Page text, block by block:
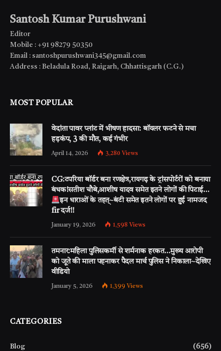
Santosh Kumar Purushwani
Editor
Mobile : +91 98279 50350
Email : santoshpurushwani345@gmail.com
Address : Beladula Road, Raigarh, Chhattisgarh (C.G.)
MOST POPULAR
वेदांता पावर प्लांट में भीषण हादसा: बॉयलर फटने से मचा
हड़कंप, 3 की मौत, कई गंभीर
April 14, 2026 3,280 Views
CG:टपरिया बॉर्डर बना रणक्षेत्र,रायगढ़ के ट्रांसपोर्टरों को बनाया
बंधक!सतीश चौबे,आशीष यादव समेत इतने लोगों की पिटाई…
इन धाराओं के तहत्~बंटी समेत इतने लोगों पर हुई नामजद
fir दर्ज!!
January 19, 2026 1,598 Views
तमनार:महिला पुलिसकर्मी से शर्मनाक हरकत…मुख्य आरोपी
को जूते की माला पहनाकर पैदल मार्च पुलिस ने निकाला~देखिए
वीडियो
January 5, 2026 1,399 Views
CATEGORIES
Blog (656)